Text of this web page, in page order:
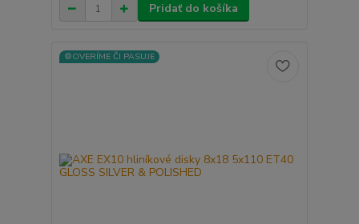
Pridať do košíka
⚙️OVERÍME ČI PASUJE